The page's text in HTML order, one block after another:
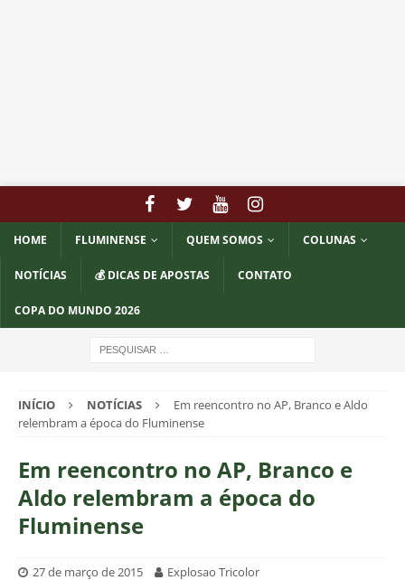
HOME FLUMINENSE QUEM SOMOS COLUNAS
NOTÍCIAS 💰 DICAS DE APOSTAS CONTATO
COPA DO MUNDO 2026
INÍCIO NOTÍCIAS
Em reencontro no AP, Branco e Aldo
relembram a época do Fluminense
Em reencontro no AP, Branco e
Aldo relembram a época do
Fluminense
27 de março de 2015 Explosao Tricolor